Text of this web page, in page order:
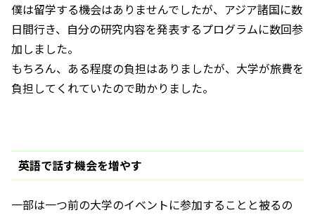
僕は留学する機会はありませんでしたが、アジア諸国に数
日間行き、自分の研究内容を発表するプログラムに数回参
加しました。
もちろん、ある程度の負担はありましたが、大学が旅費を
負担してくれていたので助かりました。
英語で話す機会を増やす
一部は一つ前の大学のイベントに参加することと被るの